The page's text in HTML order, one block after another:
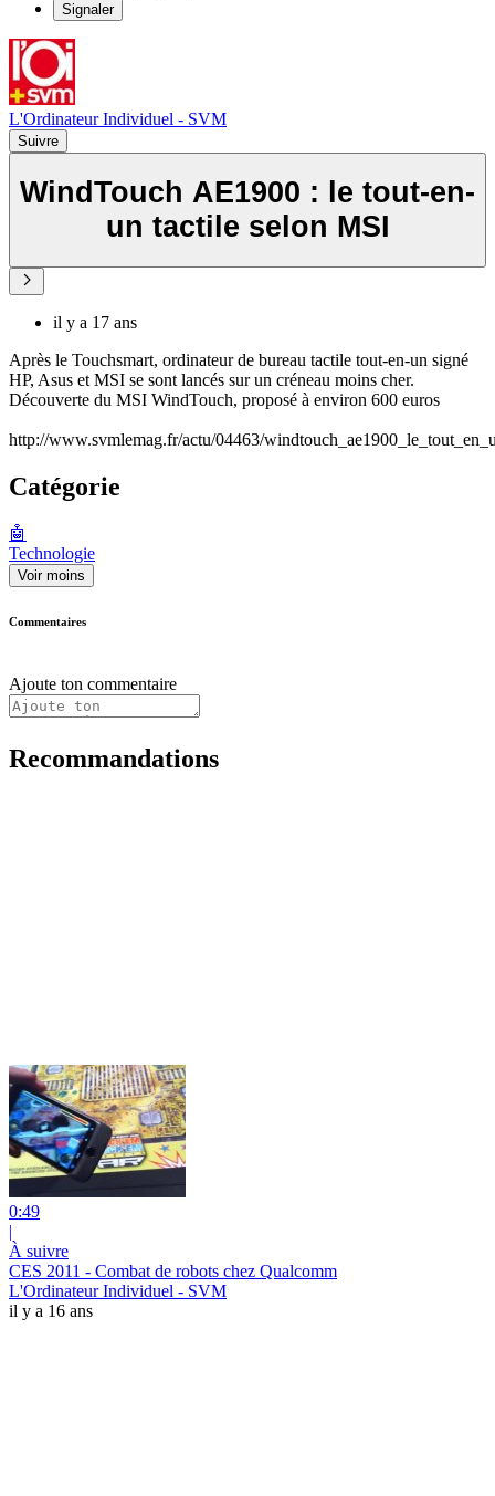
Signaler
L'Ordinateur Individuel - SVM
Suivre
WindTouch AE1900 : le tout-en-
un tactile selon MSI
il y a 17 ans
Après le Touchsmart, ordinateur de bureau tactile tout-en-un signé
HP, Asus et MSI se sont lancés sur un créneau moins cher.
Découverte du MSI WindTouch, proposé à environ 600 euros
http://www.svmlemag.fr/actu/04463/
Catégorie
🤖
Technologie
Voir moins
Commentaires
Ajoute ton commentaire
Recommandations
0:49
|
À suivre
CES 2011 - Combat de robots chez Qualcomm
L'Ordinateur Individuel - SVM
il y a 16 ans